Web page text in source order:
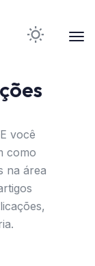
você
como
na área